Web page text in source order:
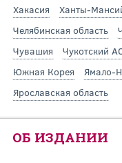
Хакасия
Ханты-
Челябинская область
Чувашия
Чукотский
Южная Корея
Ямало-
Ярославская область
ОБ ИЗДАНИИ